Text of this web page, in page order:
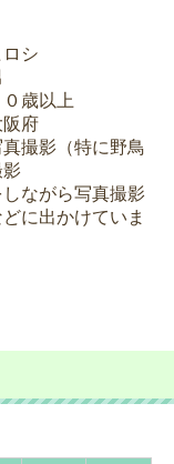
シ
歳以上
阪府
撮影（特に野鳥
影
ながら写真撮影
に出かけていま